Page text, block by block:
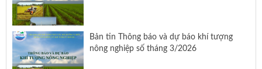
Bản tin Thông báo và dự báo khí tượng
nông nghiệp số tháng 3/2026